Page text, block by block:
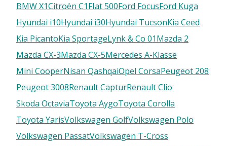
BMW X1Citroën C1FIat 500Ford FocusFord Kuga
Hyundai i10Hyundai i30Hyundai TucsonKia Ceed
Kia PicantoKia SportageLynk & Co 01Mazda 2
Mazda CX-3Mazda CX-5Mercedes A-Klasse
Mini CooperNisan QashqaiOpel CorsaPeugeot 208
Peugeot 3008Renault CapturRenault Clio
Skoda OctaviaToyota AygoToyota Corolla
Toyota YarisVolkswagen GolfVolkswagen Polo
Volkswagen PassatVolkswagen T-Cross